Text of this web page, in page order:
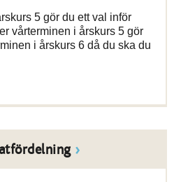
5 gör du ett val inför
vårterminen i årskurs 5 gör
i årskurs 6 då du ska du